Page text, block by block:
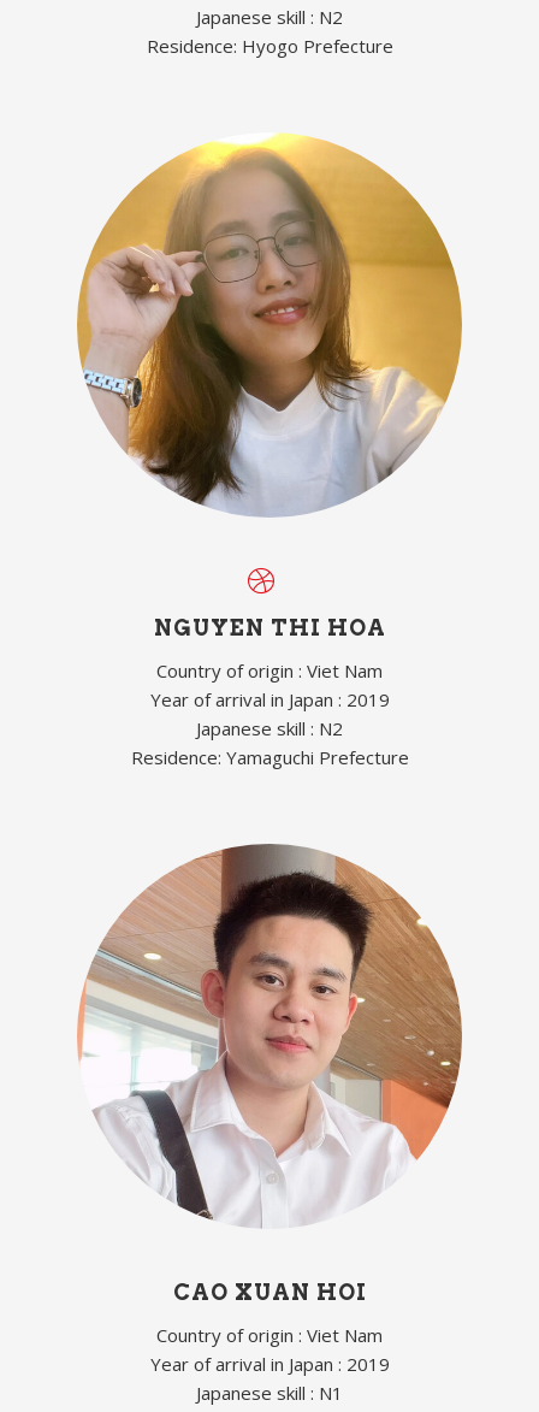
Japanese skill : N2
Residence: Hyogo Prefecture
NGUYEN THI HOA
Country of origin : Viet Nam
Year of arrival in Japan : 2019
Japanese skill : N2
Residence: Yamaguchi Prefecture
CAO XUAN HOI
Country of origin : Viet Nam
Year of arrival in Japan : 2019
Japanese skill : N1